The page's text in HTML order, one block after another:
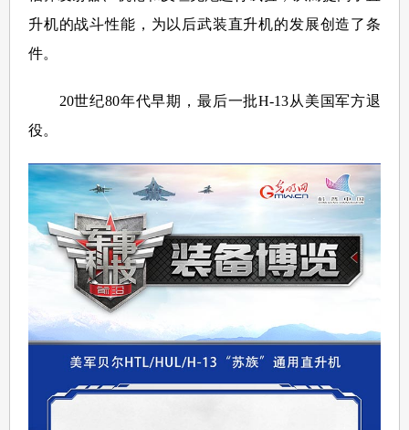
升机的战斗性能，为以后武装直升机的发展创造了条
件。
20世纪80年代早期，最后一批H-13从美国军方退
役。